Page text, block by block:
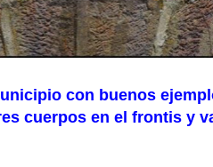
con buenos
cuerpos en el frontis y